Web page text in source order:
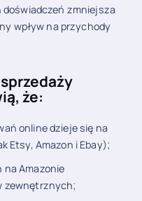
zmniejsza
wpływ na przychody
że:
online dzieje się na
Etsy, Amazon i Ebay);
na Amazonie
zewnętrznych;